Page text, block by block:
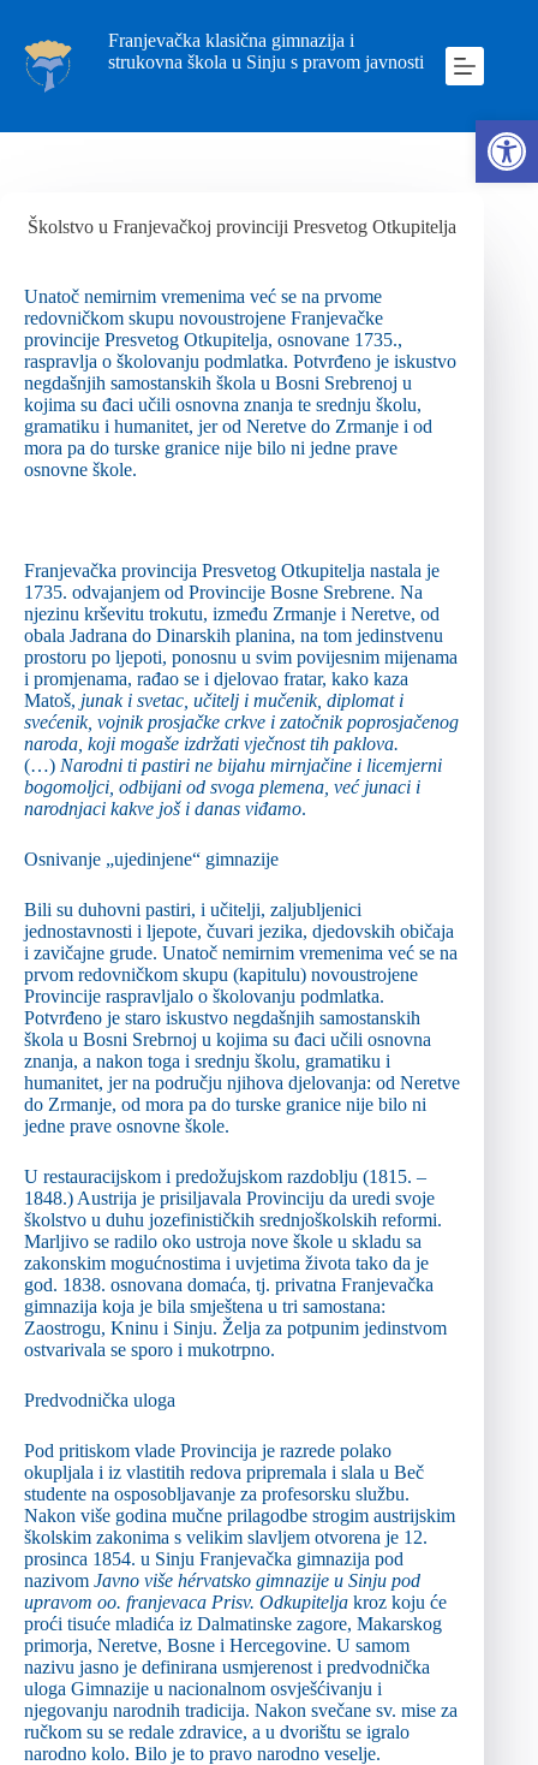
Franjevačka klasična gimnazija i
strukovna škola u Sinju s pravom javnosti
Školstvo u Franjevačkoj provinciji Presvetog Otkupitelja
Unatoč nemirnim vremenima već se na prvome
redovničkom skupu novoustrojene Franjevačke
provincije Presvetog Otkupitelja, osnovane 1735.,
raspravlja o školovanju podmlatka. Potvrđeno je iskustvo
negdašnjih samostanskih škola u Bosni Srebrenoj u
kojima su đaci učili osnovna znanja te srednju školu,
gramatiku i humanitet, jer od Neretve do Zrmanje i od
mora pa do turske granice nije bilo ni jedne prave
osnovne škole.
Franjevačka provincija Presvetog Otkupitelja nastala je
1735. odvajanjem od Provincije Bosne Srebrene. Na
njezinu krševitu trokutu, između Zrmanje i Neretve, od
obala Jadrana do Dinarskih planina, na tom jedinstvenu
prostoru po ljepoti, ponosnu u svim povijesnim mijenama
i promjenama, rađao se i djelovao fratar, kako kaza
Matoš, junak i svetac, učitelj i mučenik, diplomat i
svećenik, vojnik prosjačke crkve i zatočnik poprosjačenog
naroda, koji mogaše izdržati vječnost tih paklova.
(…) Narodni ti pastiri ne bijahu mirnjačine i licemjerni
bogomoljci, odbijani od svoga plemena, već junaci i
narodnjaci kakve još i danas viđamo.
Osnivanje „ujedinjene“ gimnazije
Bili su duhovni pastiri, i učitelji, zaljubljenici
jednostavnosti i ljepote, čuvari jezika, djedovskih običaja
i zavičajne grude. Unatoč nemirnim vremenima već se na
prvom redovničkom skupu (kapitulu) novoustrojene
Provincije raspravljalo o školovanju podmlatka.
Potvrđeno je staro iskustvo negdašnjih samostanskih
škola u Bosni Srebrnoj u kojima su đaci učili osnovna
znanja, a nakon toga i srednju školu, gramatiku i
humanitet, jer na području njihova djelovanja: od Neretve
do Zrmanje, od mora pa do turske granice nije bilo ni
jedne prave osnovne škole.
U restauracijskom i predožujskom razdoblju (1815. –
1848.) Austrija je prisiljavala Provinciju da uredi svoje
školstvo u duhu jozefinističkih srednjoškolskih reformi.
Marljivo se radilo oko ustroja nove škole u skladu sa
zakonskim mogućnostima i uvjetima života tako da je
god. 1838. osnovana domaća, tj. privatna Franjevačka
gimnazija koja je bila smještena u tri samostana:
Zaostrogu, Kninu i Sinju. Želja za potpunim jedinstvom
ostvarivala se sporo i mukotrpno.
Predvodnička uloga
Pod pritiskom vlade Provincija je razrede polako
okupljala i iz vlastitih redova pripremala i slala u Beč
studente na osposobljavanje za profesorsku službu.
Nakon više godina mučne prilagodbe strogim austrijskim
školskim zakonima s velikim slavljem otvorena je 12.
prosinca 1854. u Sinju Franjevačka gimnazija pod
nazivom Javno više hérvatsko gimnazije u Sinju pod
upravom oo. franjevaca Prisv. Odkupitelja kroz koju će
proći tisuće mladića iz Dalmatinske zagore, Makarskog
primorja, Neretve, Bosne i Hercegovine. U samom
nazivu jasno je definirana usmjerenost i predvodnička
uloga Gimnazije u nacionalnom osvješćivanju i
njegovanju narodnih tradicija. Nakon svečane sv. mise za
ručkom su se redale zdravice, a u dvorištu se igralo
narodno kolo. Bilo je to pravo narodno veselje.